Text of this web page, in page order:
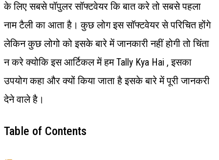
के लिए सबसे पॉपुलर सॉफ्टवेयर कि बात करे तो सबसे पहला
नाम टैली का आता है। कुछ लोग इस सॉफ्टवेयर से परिचित होंगे
लेकिन कुछ लोगो को इसके बारे में जानकारी नहीं होगी तो चिंता
न करे क्योकि इस आर्टिकल में हम Tally Kya Hai , इसका
उपयोग कहा और क्यों किया जाता है इसके बारे में पूरी जानकरी
देने वाले है।
Table of Contents